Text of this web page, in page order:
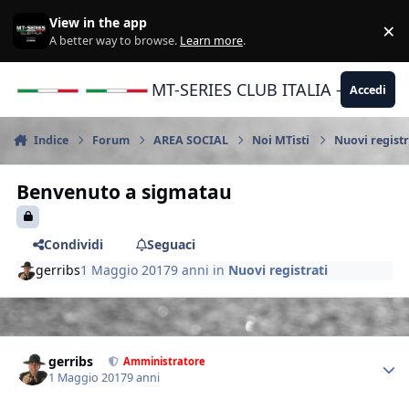
View in the app
A better way to browse. Learn more. ×
MT-SERIES CLUB ITALIA -Accedi
Indice Forum AREA SOCIAL Noi MTisti Nuovi
Benvenuto a sigmatau
Condividi
Seguaci
gerribs1 Maggio 20179 anni in Nuovi registrati
gerribs Amministratore
1 Maggio 20179 anni